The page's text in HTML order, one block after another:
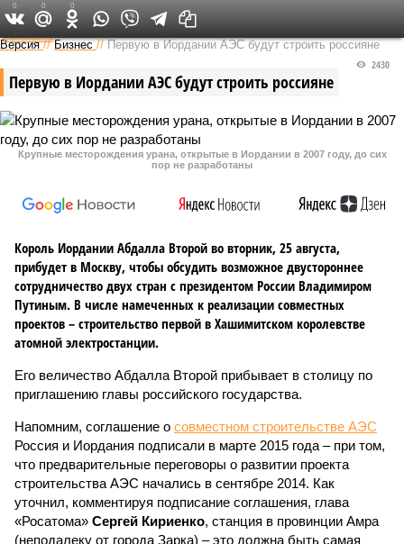
Федеральный выпуск
Версия //Бизнес //Первую в Иордании АЭС будут строить россияне
Первую в Иордании АЭС будут строить россияне
2430
Крупные месторождения урана, открытые в Иордании в 2007 году, до сих
пор не разработаны
Король Иордании Абдалла Второй во вторник, 25 августа,
прибудет в Москву, чтобы обсудить возможное двустороннее
сотрудничество двух стран с президентом России Владимиром
Путиным. В числе намеченных к реализации совместных
проектов – строительство первой в Хашимитском королевстве
атомной электростанции.
Его величество Абдалла Второй прибывает в столицу по
приглашению главы российского государства.
Напомним, соглашение о совместном строительстве АЭС
Россия и Иордания подписали в марте 2015 года – при том,
что предварительные переговоры о развитии проекта
строительства АЭС начались в сентябре 2014. Как
уточнил, комментируя подписание соглашения, глава
«Росатома» Сергей Кириенко, станция в провинции Амра
(неподалеку от города Зарка) – это должна быть самая
0 0 0